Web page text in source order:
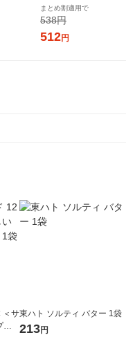
縮 大容
酢
コーヒー 1袋（180g）
まとめ割適用で
538円
512円
＜サ
ク
東ハト ソルティ バター 1袋
213円